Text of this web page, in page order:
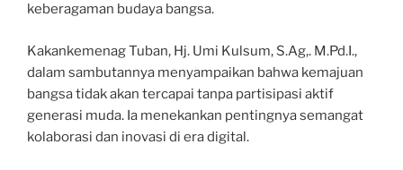
keberagaman budaya bangsa.
Kakankemenag Tuban, Hj. Umi Kulsum, S.Ag,. M.Pd.I.,
dalam sambutannya menyampaikan bahwa kemajuan
bangsa tidak akan tercapai tanpa partisipasi aktif
generasi muda. Ia menekankan pentingnya semangat
kolaborasi dan inovasi di era digital.